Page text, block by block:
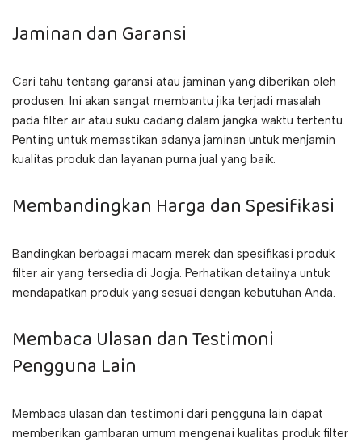
Jaminan dan Garansi
Cari tahu tentang garansi atau jaminan yang diberikan oleh
produsen. Ini akan sangat membantu jika terjadi masalah
pada filter air atau suku cadang dalam jangka waktu tertentu.
Penting untuk memastikan adanya jaminan untuk menjamin
kualitas produk dan layanan purna jual yang baik.
Membandingkan Harga dan Spesifikasi
Bandingkan berbagai macam merek dan spesifikasi produk
filter air yang tersedia di Jogja. Perhatikan detailnya untuk
mendapatkan produk yang sesuai dengan kebutuhan Anda.
Membaca Ulasan dan Testimoni
Pengguna Lain
Membaca ulasan dan testimoni dari pengguna lain dapat
memberikan gambaran umum mengenai kualitas produk filter